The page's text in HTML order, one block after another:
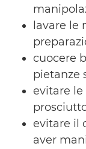
lavare le
cuocere
pietanze
evitare le
evitare il
aver